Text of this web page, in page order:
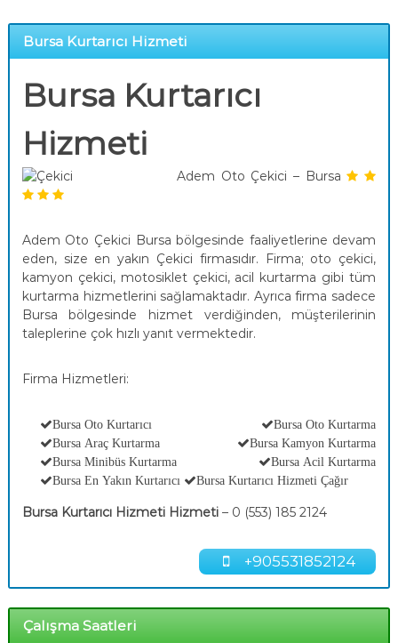
Bursa Kurtarıcı Hizmeti
Bursa Kurtarıcı
Hizmeti
Adem Oto Çekici – Bursa
Adem Oto Çekici Bursa bölgesinde faaliyetlerine devam
eden, size en yakın Çekici firmasıdır. Firma; oto çekici,
kamyon çekici, motosiklet çekici, acil kurtarma gibi tüm
kurtarma hizmetlerini sağlamaktadır. Ayrıca firma sadece
Bursa bölgesinde hizmet verdiğinden, müşterilerinin
taleplerine çok hızlı yanıt vermektedir.
Firma Hizmetleri:
Bursa Oto Kurtarıcı
Bursa Oto Kurtarma
Bursa Araç Kurtarma
Bursa Kamyon Kurtarma
Bursa Minibüs Kurtarma
Bursa Acil Kurtarma
Bursa En Yakın Kurtarıcı
Bursa Kurtarıcı Hizmeti Çağır
Bursa Kurtarıcı Hizmeti Hizmeti– 0 (553) 185 2124
+905531852124
Çalışma Saatleri